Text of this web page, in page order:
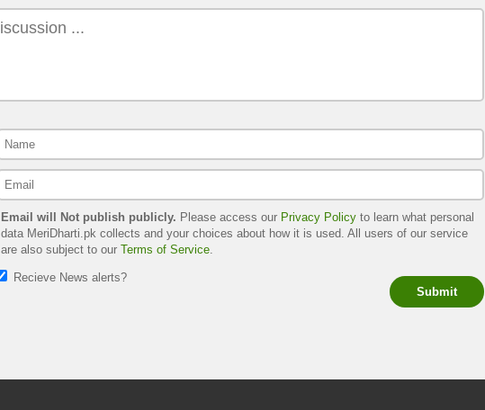
Email will Not publish publicly. Please access our Privacy Policy to learn what personal
data MeriDharti.pk collects and your choices about how it is used. All users of our service
are also subject to ourTerms of Service.
Recieve News alerts?
Submit